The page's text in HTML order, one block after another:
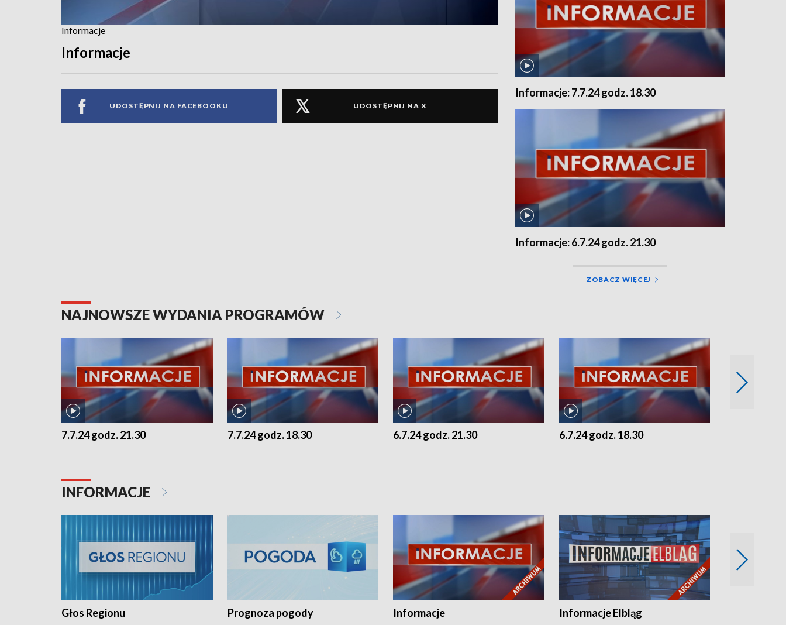
Informacje
Informacje
UDOSTĘPNIJ NA FACEBOOKU UDOSTĘPNIJ NA X
Informacje: 7.7.24 godz. 18.30
Informacje: 6.7.24 godz. 21.30
ZOBACZ WIĘCEJ
NAJNOWSZE WYDANIA PROGRAMÓW
7.7.24 godz. 21.30 7.7.24 godz. 18.30 6.7.24 godz. 21.30 6.7.24 godz. 18.30
INFORMACJE
Głos Regionu Prognoza pogody Informacje Informacje Elbląg